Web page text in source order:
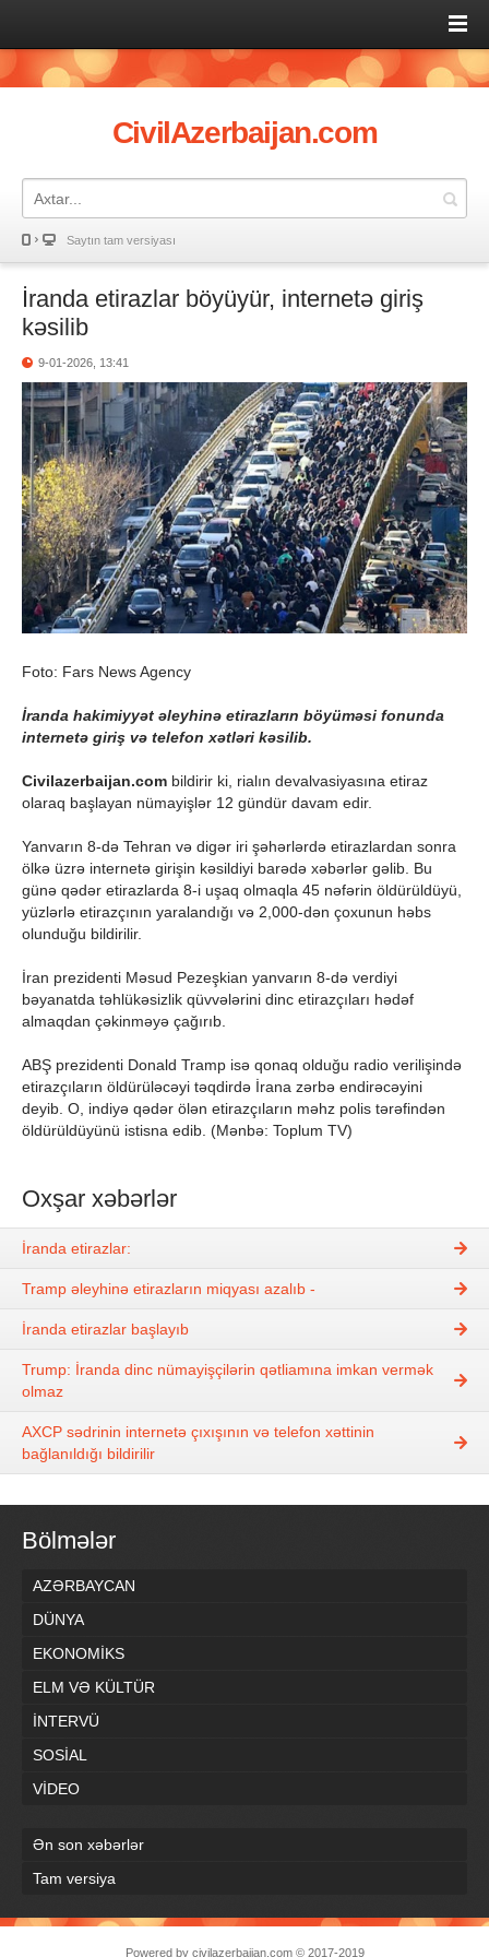
CivilAzerbaijan.com
Saytın tam versiyası
İranda etirazlar böyüyür, internetə giriş
kəsilib
9-01-2026, 13:41
Foto: Fars News Agency
İranda hakimiyyət əleyhinə etirazların böyüməsi fonunda
internetə giriş və telefon xətləri kəsilib.
Civilazerbaijan.com bildirir ki, rialın devalvasiyasına etiraz
olaraq başlayan nümayişlər 12 gündür davam edir.
Yanvarın 8-də Tehran və digər iri şəhərlərdə etirazlardan sonra
ölkə üzrə internetə girişin kəsildiyi barədə xəbərlər gəlib. Bu
günə qədər etirazlarda 8-i uşaq olmaqla 45 nəfərin öldürüldüyü,
yüzlərlə etirazçının yaralandığı və 2,000-dən çoxunun həbs
olunduğu bildirilir.
İran prezidenti Məsud Pezeşkian yanvarın 8-də verdiyi
bəyanatda təhlükəsizlik qüvvələrini dinc etirazçıları hədəf
almaqdan çəkinməyə çağırıb.
ABŞ prezidenti Donald Tramp isə qonaq olduğu radio verilişində
etirazçıların öldürüləcəyi təqdirdə İrana zərbə endirəcəyini
deyib. O, indiyə qədər ölən etirazçıların məhz polis tərəfindən
öldürüldüyünü istisna edib. (Mənbə: Toplum TV)
Oxşar xəbərlər
İranda etirazlar:
Tramp əleyhinə etirazların miqyası azalıb -
İranda etirazlar başlayıb
Trump: İranda dinc nümayişçilərin qətliamına imkan vermək
olmaz
AXCP sədrinin internetə çıxışının və telefon xəttinin
bağlanıldığı bildirilir
Bölmələr
AZƏRBAYCAN
DÜNYA
EKONOMİKS
ELM VƏ KÜLTÜR
İNTERVÜ
SOSİAL
VİDEO
Ən son xəbərlər
Tam versiya
Powered by civilazerbaijan.com© 2017-2019